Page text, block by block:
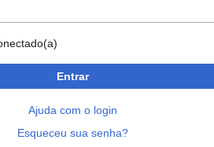
Entrar
Ajuda com o login
Esqueceu sua senha?